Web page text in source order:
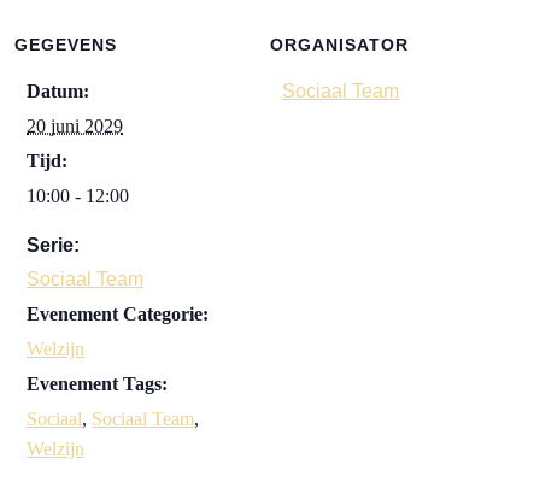
GEGEVENS
Datum:
20 juni 2029
Tijd:
10:00 - 12:00
Serie:
Sociaal Team
Evenement Categorie:
Welzijn
Evenement Tags:
Sociaal, Sociaal Team,
Welzijn
ORGANISATOR
Sociaal Team